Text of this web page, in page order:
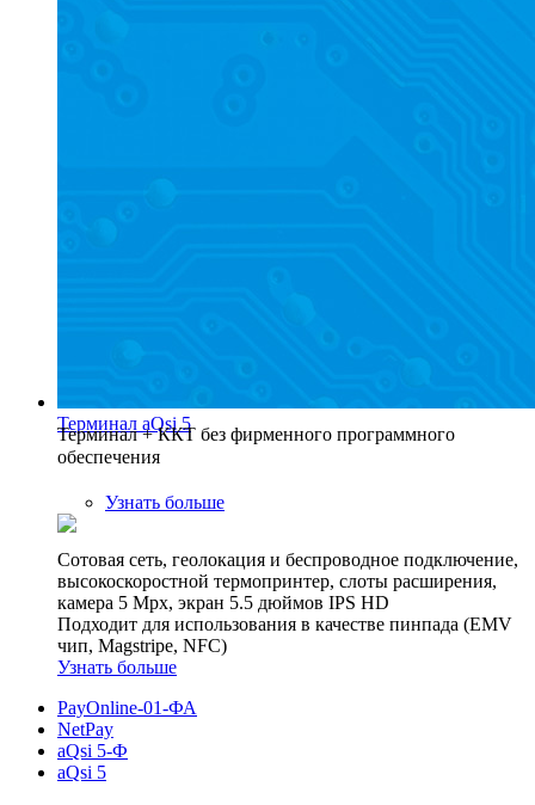
Терминал aQsi 5
Терминал + ККТ без фирменного программного
обеспечения
Узнать больше
Сотовая сеть, геолокация и беспроводное подключение,
высокоскоростной термопринтер, слоты расширения,
камера 5 Mpx, экран 5.5 дюймов IPS HD
Подходит для использования в качестве пинпада (EMV
чип, Magstripe, NFC)
Узнать больше
PayOnline-01-ФА
NetPay
aQsi 5-Ф
aQsi 5